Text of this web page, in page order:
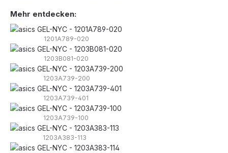
Mehr entdecken:
1201A789-020
1203B081-020
1203A739-200
1203A739-401
1203A739-100
1203A383-113